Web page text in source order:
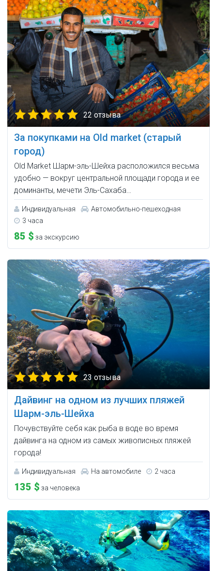
22 отзыва
За покупками на Old market (старый
город)
Old Market Шарм-эль-Шейха расположился весьма
удобно — вокруг центральной площади города и ее
доминанты, мечети Эль-Сахаба…
Индивидуальная
Автомобильно-пешеходная
3 часа
85 $ за экскурсию
23 отзыва
Дайвинг на одном из лучших пляжей
Шарм-эль-Шейха
Почувствуйте себя как рыба в воде во время
дайвинга на одном из самых живописных пляжей
города!
Индивидуальная На автомобиле 2 часа
135 $ за человека